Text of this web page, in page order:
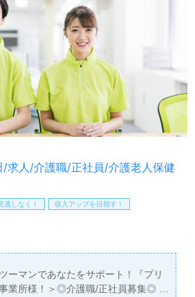
設形態や環境を変えて仕事をした
す！募集詳細等、担当コンサルタン
お問い合わせも遠慮なくお願いしま
療/福祉業界の正社員/パート求人探
】＊求人情報収集、将来的に検討の
などご希望に応じてお問い合わせ/ご
ただけます。＜非公開求人も取扱い
プロと一緒に転職活動！お問い合わ
。
/求人/介護職/正社員/介護老人保健
逃しなく！ 収入アップを目指す！
ーマンであなたをサポート！『プリ
業所様！＞◎介護職/正社員募集◎